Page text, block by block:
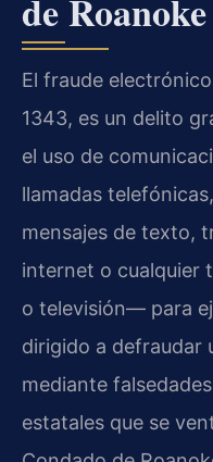
de Roanoke
El fraude
1343, es un delito
el uso de
llamadas
mensajes de texto,
internet o cualquier
o televisión— para
dirigido a defraudar
mediante
estatales que se